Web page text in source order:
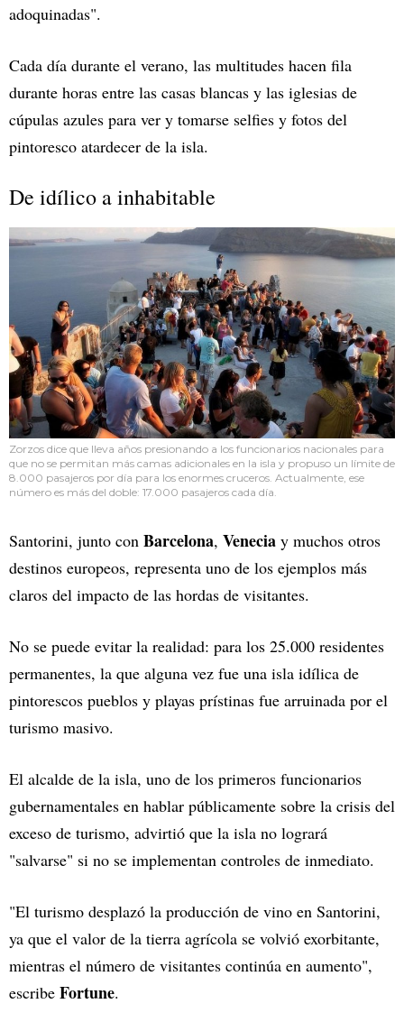
adoquinadas".
Cada día durante el verano, las multitudes hacen fila
durante horas entre las casas blancas y las iglesias de
cúpulas azules para ver y tomarse selfies y fotos del
pintoresco atardecer de la isla.
De idílico a inhabitable
Zorzos dice que lleva años presionando a los funcionarios nacionales para
que no se permitan más camas adicionales en la isla y propuso un límite de
8.000 pasajeros por día para los enormes cruceros. Actualmente, ese
número es más del doble: 17.000 pasajeros cada día.
Santorini, junto con Barcelona, Venecia y muchos otros
destinos europeos, representa uno de los ejemplos más
claros del impacto de las hordas de visitantes.
No se puede evitar la realidad: para los 25.000 residentes
permanentes, la que alguna vez fue una isla idílica de
pintorescos pueblos y playas prístinas fue arruinada por el
turismo masivo.
El alcalde de la isla, uno de los primeros funcionarios
gubernamentales en hablar públicamente sobre la crisis del
exceso de turismo, advirtió que la isla no logrará
"salvarse" si no se implementan controles de inmediato.
"El turismo desplazó la producción de vino en Santorini,
ya que el valor de la tierra agrícola se volvió exorbitante,
mientras el número de visitantes continúa en aumento",
escribe Fortune.